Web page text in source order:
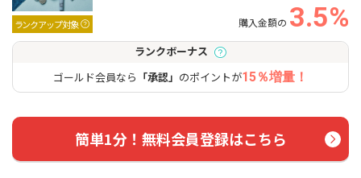
ランクアップ対象 購入金額の 3.5%
ランクボーナス
ゴールド会員なら 「承認」 のポイントが15％増量！
簡単1分！無料会員登録はこちら